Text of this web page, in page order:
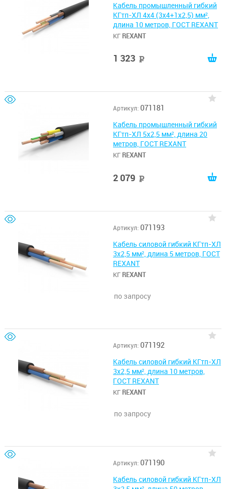
Кабель промышленный гибкий
КГтп-ХЛ 4х4 (3х4+1х2,5) мм²,
длина 10 метров, ГОСТ REXANT
КГ REXANT
1 323
Артикул: 071181
Кабель промышленный гибкий
КГтп-ХЛ 5х2,5 мм², длина 20
метров, ГОСТ REXANT
КГ REXANT
2 079
Артикул: 071193
Кабель силовой гибкий КГтп-ХЛ
3х2,5 мм², длина 5 метров, ГОСТ
REXANT
КГ REXANT
по запросу
Артикул: 071192
Кабель силовой гибкий КГтп-ХЛ
3х2,5 мм², длина 10 метров,
ГОСТ REXANT
КГ REXANT
по запросу
Артикул: 071190
Кабель силовой гибкий КГтп-ХЛ